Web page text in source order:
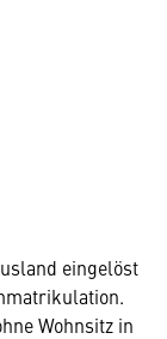
eingelöst
Wohnsitz in